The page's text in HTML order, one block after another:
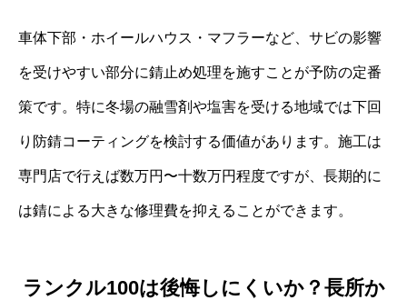
車体下部・ホイールハウス・マフラーなど、サビの影響
を受けやすい部分に錆止め処理を施すことが予防の定番
策です。特に冬場の融雪剤や塩害を受ける地域では下回
り防錆コーティングを検討する価値があります。施工は
専門店で行えば数万円〜十数万円程度ですが、長期的に
は錆による大きな修理費を抑えることができます。
ランクル100は後悔しにくいか？長所か